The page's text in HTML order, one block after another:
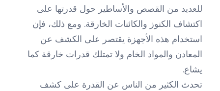
للعديد من القصص والأساطير حول قدرتها على
اكتشاف الكنوز والكائنات الخارقة. ومع ذلك، فإن
استخدام هذه الأجهزة يقتصر على الكشف عن
المعادن والمواد الخام ولا تمتلك قدرات خارقة كما
يشاع.
تحدث الكثير من الناس عن القدرة على كشف